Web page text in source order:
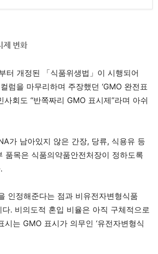
제 변화
터 개정된 「식품위생법 」 이 시행되어
럼을 마무리하며 주장했던 ‘GMO 완전표
사회도 “반쪽짜리 GMO 표시제”라며 아쉬
가 남아있지 않은 간장, 당류, 식용유 등
품목은 식품의약품안전처장이 정하도록
.
인정해준다는 점과 비유전자변형식품
다. 비의도적 혼입 비율은 아직 구체적으로
시는 GMO 표시가 의무인 ‘유전자변형식